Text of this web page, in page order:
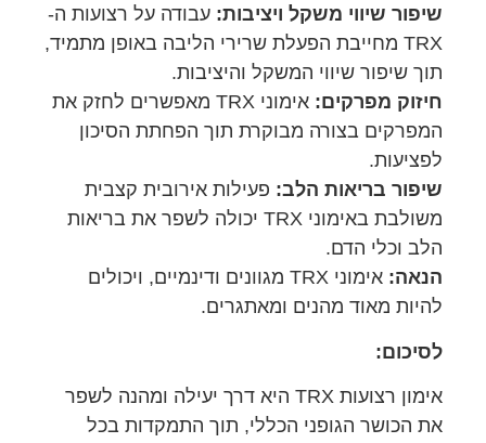
שיפור שיווי משקל ויציבות: עבודה על רצועות ה-
TRX מחייבת הפעלת שרירי הליבה באופן מתמיד,
תוך שיפור שיווי המשקל והיציבות.
חיזוק מפרקים:
אימוני TRX מאפשרים לחזק את
המפרקים בצורה מבוקרת תוך הפחתת הסיכון
לפציעות.
שיפור בריאות הלב: פעילות אירובית קצבית
משולבת באימוני TRX יכולה לשפר את בריאות
הלב וכלי הדם.
הנאה:
אימוני TRX מגוונים ודינמיים, ויכולים
להיות מאוד מהנים ומאתגרים.
לסיכום:
אימון רצועות TRX היא דרך יעילה ומהנה לשפר
את הכושר הגופני הכללי, תוך התמקדות בכל